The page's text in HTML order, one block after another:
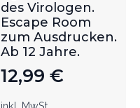
des Virologen.
Escape Room
zum Ausdrucken.
Ab 12 Jahre.
12,99 €